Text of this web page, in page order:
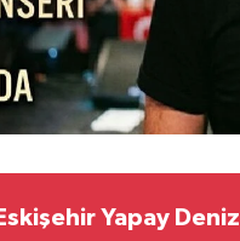
Eskişehir Yapay